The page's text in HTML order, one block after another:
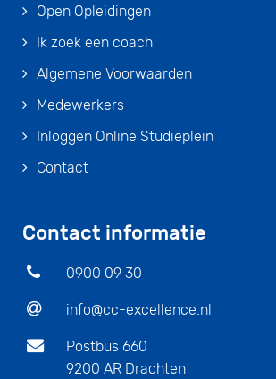
Open Opleidingen
Ik zoek een coach
Algemene Voorwaarden
Medewerkers
Inloggen Online Studieplein
Contact
Contact informatie
0900 09 30
info@cc-excellence.nl
Postbus 660
9200 AR Drachten